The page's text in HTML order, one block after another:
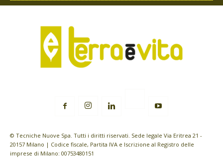
© Tecniche Nuove Spa. Tutti i diritti riservati. Sede legale Via Eritrea 21 -
20157 Milano | Codice fiscale, Partita IVA e Iscrizione al Registro delle
imprese di Milano: 00753480151